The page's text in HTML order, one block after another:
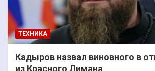
ТЕХНИКА
Кадыров назвал виновного в
из Красного Лимана